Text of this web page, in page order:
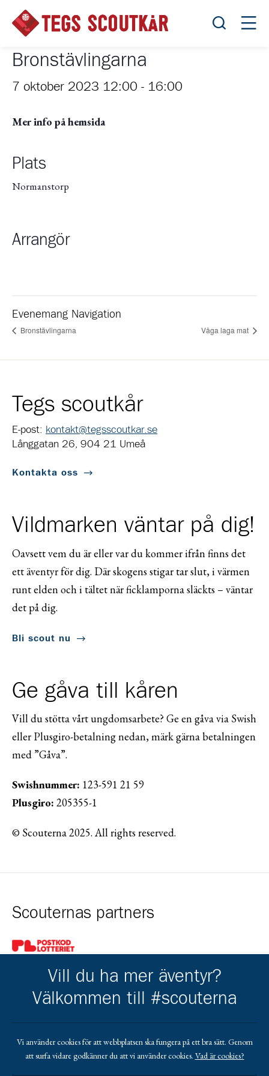
Öppna
Bronstävlingarna
7 oktober 2023 12:00 - 16:00
Mer info på hemsida
Plats
Normanstorp
Arrangör
Evenemang Navigation
Bronstävlingarna Våga laga mat
Tegs scoutkår
E-post: kontakt@tegsscoutkar.se
Långgatan 26, 904 21 Umeå
Kontakta oss
Vildmarken väntar på dig!
Oavsett vem du är eller var du kommer ifrån finns det
ett äventyr för dig. Där skogens stigar tar slut, i värmen
runt elden och i tältet när ficklamporna släckts – väntar
det på dig.
Bli scout nu
Ge gåva till kåren
Vill du stötta vårt ungdomsarbete? Ge en gåva via Swish
eller Plusgiro-betalning nedan, märk gärna betalningen
med ”Gåva”.
Swishnummer: 123-591 21 59
Plusgiro: 205355-1
© Scouterna 2025. All rights reserved.
Scouternas partners
Gå till pl_50
Kårens partners
Gå till https://www.mera.se/Gå till https://www.lansforsakringar.se/
Gå till https://
Vill du ha mer äventyr?
Välkommen till #scouterna
Vi använder cookies för att webbplatsen ska fungera på ett bra sätt. Genom
att surfa vidare godkänner du att vi använder cookies. Vad är cookies?